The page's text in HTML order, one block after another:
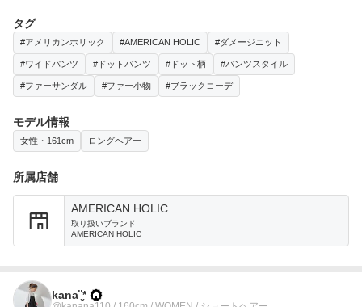
タグ
#アメリカンホリック #AMERICAN HOLIC #ダメージニット
#ワイドパンツ #ドットパンツ #ドット柄 #パンツスタイル
#ファーサンダル #ファー小物 #ブラックコーデ
モデル情報
女性・161cm ロングヘアー
所属店舗
AMERICAN HOLIC
取り扱いブランド
AMERICAN HOLIC
kana¨̮*